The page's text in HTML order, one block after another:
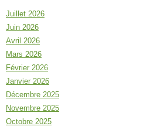
Juillet 2026
Juin 2026
Avril 2026
Mars 2026
Février 2026
Janvier 2026
Décembre 2025
Novembre 2025
Octobre 2025